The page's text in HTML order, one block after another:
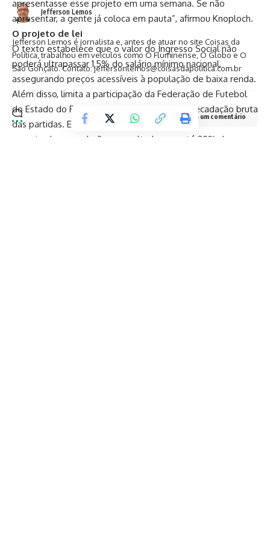
Jefferson Lemos
Jefferson Lemos é jornalista e, antes de atuar no site Coisas da
Política, trabalhou em veículos como O Fluminense, O Globo e O
São Gonçalo. Contato: jeffersonlemos@coisasdapolitica.com.br
Deixe um comentário
apresentasse esse projeto em uma semana. Se não
apresentar, a gente já coloca em pauta”, afirmou Knoploch.
O projeto de lei
O texto estabelece que o valor do Ingresso Social não
poderá ultrapassar 1,5% do salário mínimo nacional,
assegurando preços acessíveis à população de baixa renda.
Além disso, limita a participação da Federação de Futebol
do Estado do Rio de Janeiro (Ferj) a 1% da arrecadação bruta
das partidas. Em caso de descumprimento, os
organizadores poderão ser multados em até 20% da